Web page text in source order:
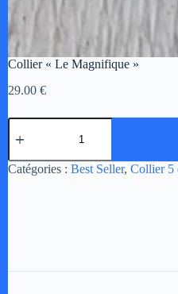
Collier « Le Magnifique »
29.00 €
quantité
de
"Le
Magnifique"
A
t
Catégories : Best Seller, Collier 5